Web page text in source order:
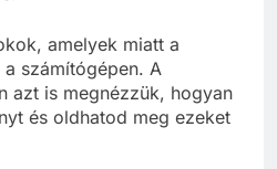
amelyek miatt a
számítógépen. A
azt is megnézzük, hogyan
és oldhatod meg ezeket